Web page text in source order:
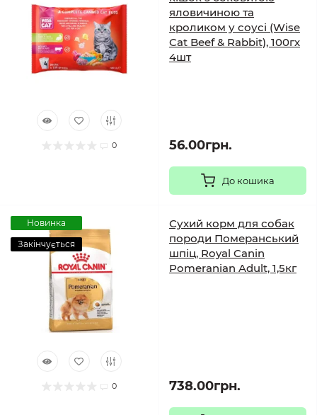
0
яловичиною та
кроликом у соусі (Wise
Cat Beef & Rabbit), 100гх
4шт
56.00грн.
До кошика
Новинка
Закінчується
0
Сухий корм для собак
породи Померанський
шпіц, Royal Canin
Pomeranian Adult, 1,5кг
738.00грн.